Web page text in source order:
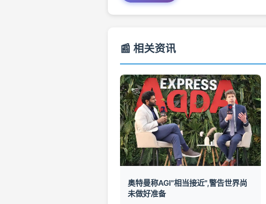
📰 相关资讯
奥特曼称AGI"相当接近",警告世界尚
未做好准备